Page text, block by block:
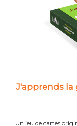
J'apprends la
Un jeu de cartes